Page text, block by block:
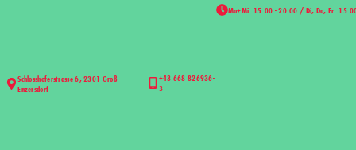
Schlosshoferstrasse 6, 2301 Groß
Enzersdorf
+43 668 826936-
3
Mo+Mi: 15:00 - 20:00 / Di, Do, Fr: